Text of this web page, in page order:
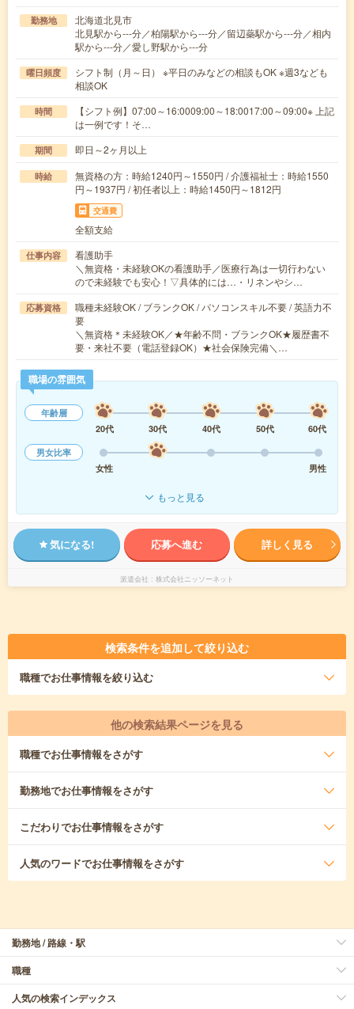
勤務地
北海道北見市
北見駅から---分／柏陽駅から---分／留辺蘂駅から---分／相内
駅から---分／愛し野駅から---分
曜日頻度
シフト制（月～日） ※平日のみなどの相談もOK ※週3なども
相談OK
時間
【シフト例】07:00～16:0009:00～18:0017:00～09:00※ 上記
は一例です！そ…
期間 即日～2ヶ月以上
時給
無資格の方：時給1240円～1550円 / 介護福祉士：時給1550
円～1937円 / 初任者以上：時給1450円～1812円
交通費
全額支給
仕事内容
看護助手
＼無資格・未経験OKの看護助手／医療行為は一切行わない
ので未経験でも安心！▽具体的には…・リネンやシ…
応募資格
職種未経験OK / ブランクOK / パソコンスキル不要 / 英語力不
要
＼無資格＊未経験OK／★年齢不問・ブランクOK★履歴書不
要・来社不要（電話登録OK）★社会保険完備＼…
職場の雰囲気
年齢層
20代
30代 40代 50代
60代
男女比率
女性
男性
もっと見る
気になる! 応募へ進む 詳しく見る
派遣会社 株式会社ニッソーネット
検索条件を追加して絞り込む
職種でお仕事情報を絞り込む
他の検索結果ページを見る
職種でお仕事情報をさがす
勤務地でお仕事情報をさがす
こだわりでお仕事情報をさがす
人気のワードでお仕事情報をさがす
勤務地 / 路線・駅
職種
人気の検索インデックス